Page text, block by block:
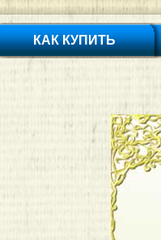
КАК КУПИТЬ